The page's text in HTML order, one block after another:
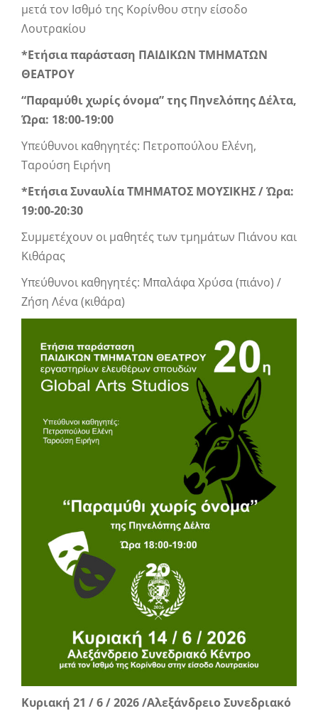
μετά τον Ισθμό της Κορίνθου στην είσοδο
Λουτρακίου
*Ετήσια παράσταση ΠΑΙΔΙΚΩΝ ΤΜΗΜΑΤΩΝ
ΘΕΑΤΡΟΥ
“Παραμύθι χωρίς όνομα” της Πηνελόπης Δέλτα,
Ώρα: 18:00-19:00
Υπεύθυνοι καθηγητές: Πετροπούλου Ελένη,
Ταρούση Ειρήνη
*Ετήσια Συναυλία ΤΜΗΜΑΤΟΣ ΜΟΥΣΙΚΗΣ/ Ώρα:
19:00-20:30
Συμμετέχουν οι μαθητές των τμημάτων Πιάνου και
Κιθάρας
Υπεύθυνοι καθηγητές: Μπαλάφα Χρύσα (πιάνο) /
Ζήση Λένα (κιθάρα)
Κυριακή 21 / 6 / 2026 /Αλεξάνδρειο Συνεδριακό